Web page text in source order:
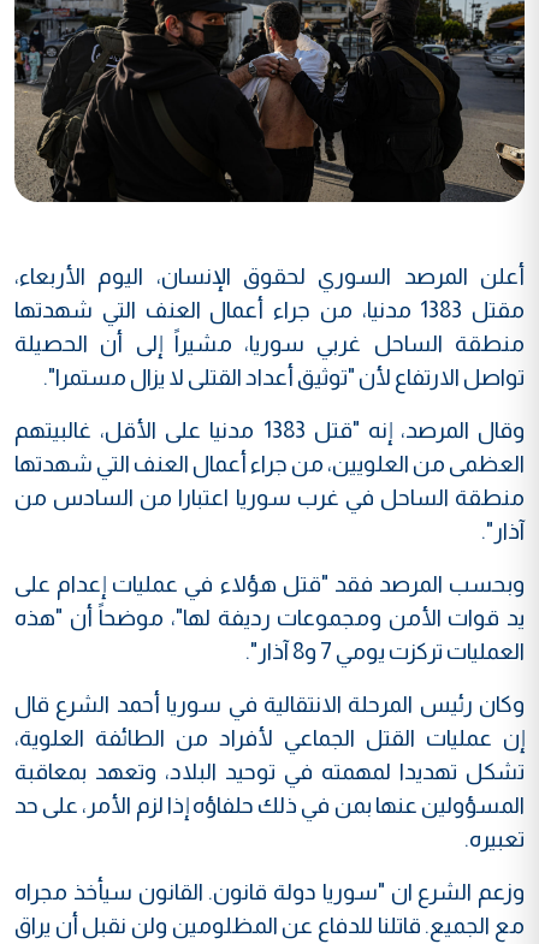
أعلن المرصد السوري لحقوق الإنسان، اليوم الأربعاء،
مقتل 1383 مدنيا، من جراء أعمال العنف التي شهدتها
منطقة الساحل غربي سوريا، مشيراً إلى أن الحصيلة
تواصل الارتفاع لأن "توثيق أعداد القتلى لا يزال مستمرا".
وقال المرصد، إنه "قتل 1383 مدنيا على الأقل، غالبيتهم
العظمى من العلويين، من جراء أعمال العنف التي شهدتها
منطقة الساحل في غرب سوريا اعتبارا من السادس من
آذار".
وبحسب المرصد فقد "قتل هؤلاء في عمليات إعدام على
يد قوات الأمن ومجموعات رديفة لها"، موضحاً أن "هذه
العمليات تركزت يومي 7 و8 آذار".
وكان رئيس المرحلة الانتقالية في سوريا أحمد الشرع قال
إن عمليات القتل الجماعي لأفراد من الطائفة العلوية،
تشكل تهديدا لمهمته في توحيد البلاد، وتعهد بمعاقبة
المسؤولين عنها بمن في ذلك حلفاؤه إذا لزم الأمر، على حد
تعبيره.
وزعم الشرع ان "سوريا دولة قانون. القانون سيأخذ مجراه
مع الجميع. قاتلنا للدفاع عن المظلومين ولن نقبل أن يراق